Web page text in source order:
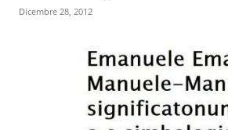
Dicembre 28, 2012